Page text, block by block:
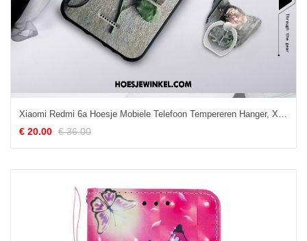
Xiaomi Redmi 6a Hoesje Mobiele Telefoon Tempereren Hanger, Xiaomi Redmi 6a Hoesje Geschilderd Zacht Beige
€ 20.00 € 36.00